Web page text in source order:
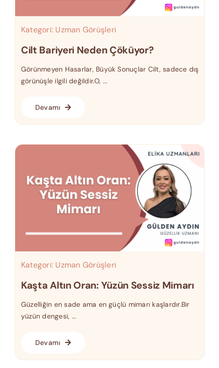
Kategori: Uzman Görüşleri
Cilt Bariyeri Neden Çöküyor?
Görünmeyen Hasarlar, Büyük Sonuçlar Cilt, sadece dış
görünüşle ilgili değildir.O, ...
Devamı
Kategori: Uzman Görüşleri
Kaşta Altın Oran: Yüzün Sessiz Mimarı
Güzelliğin en sade ama en güçlü mimarı kaşlardır.Bir
yüzün dengesi, ...
Devamı